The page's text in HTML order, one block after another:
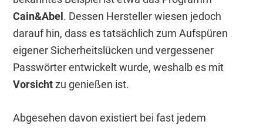
Cain&Abel . Dessen Hersteller wiesen jedoch
darauf hin, dass es tatsächlich zum Aufspüren
eigener Sicherheitslücken und vergessener
Passwörter entwickelt wurde, weshalb es mit
Vorsichtzu genießen ist.
Abgesehen davon existiert bei fast jedem